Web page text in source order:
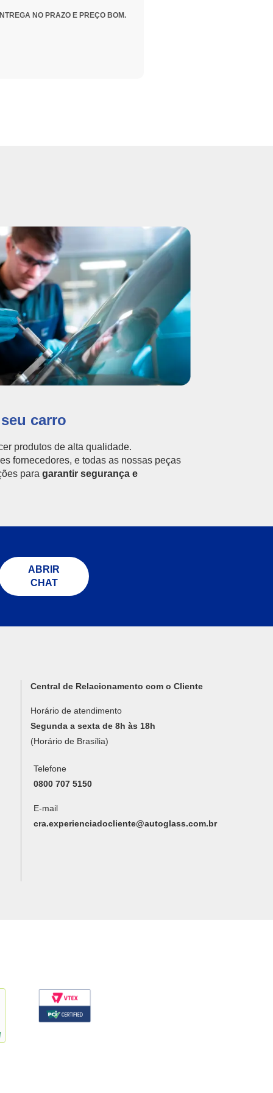
NO PRAZO E PREÇO BOM.
carro
produtos de alta qualidade.
fornecedores, e todas as nossas peças
para garantir segurança e
ABRIR
CHAT
Telefone
0800 707 5150
E-mail
cra.experienciadocliente@autoglass.com.br
Central de Relacionamento com o Cliente
Horário de atendimento
Segunda a sexta de 8h às 18h
(Horário de Brasília)